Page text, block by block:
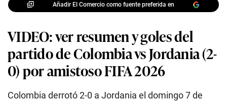
Añadir El Comercio como fuente preferida en
VIDEO: ver resumen y goles del
partido de Colombia vs Jordania (2-
0) por amistoso FIFA 2026
Colombia derrotó 2-0 a Jordania el domingo 7 de